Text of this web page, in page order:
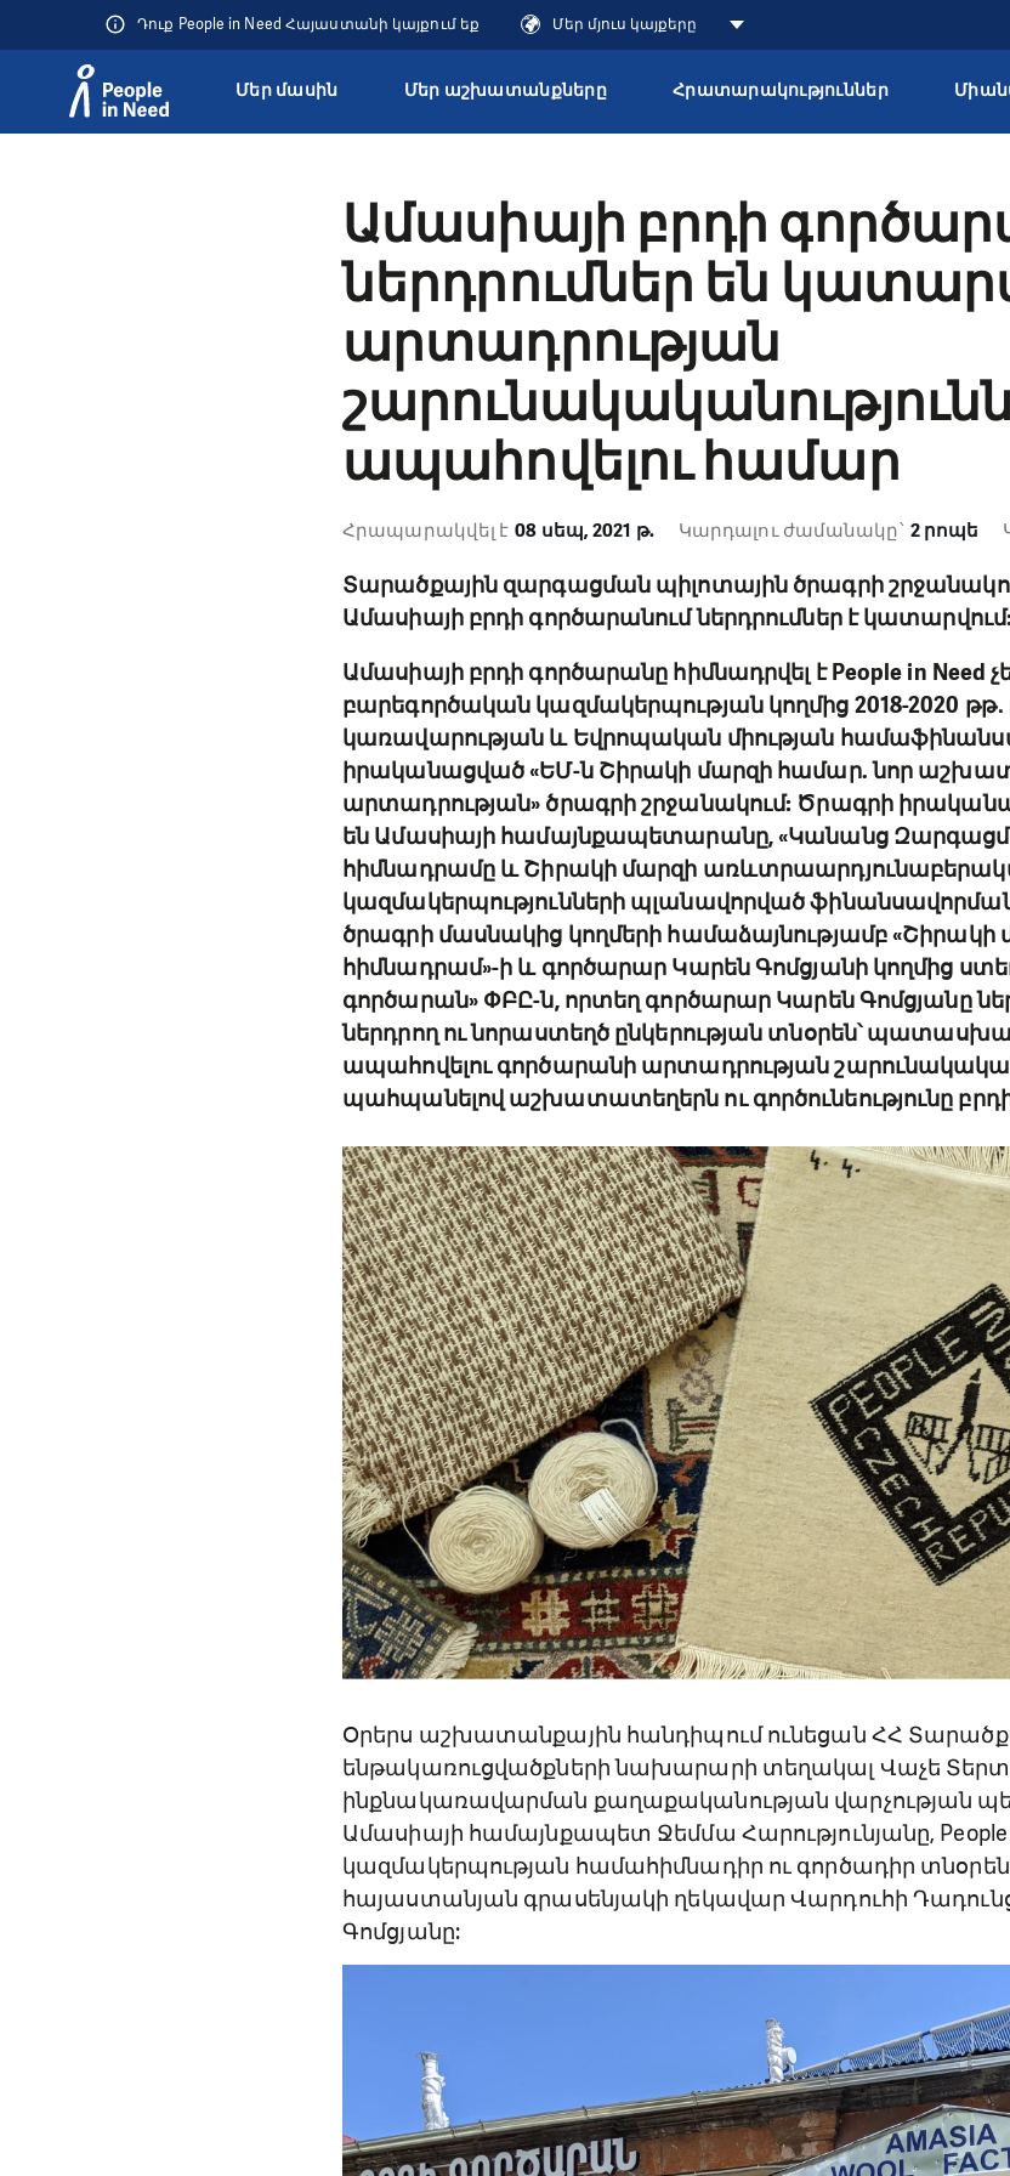
Դուք People in Need Հայաստանի կայքում եք Մեր մյուս կայքերը
Մեր մասին Մեր աշխատանքները Հրատարակություններ
Ամասիայի բրդի
ներդրումներ են
արտադրության
շարունակականությունն
ապահովելու համար
Հրապարակվել է 08 սեպ, 2021 թ. Կարդալու ժամանակը՝ 2 րոպե
Տարածքային զարգացման պիլոտային ծրագրի
Ամասիայի բրդի գործարանում ներդրումներ է կատարվում:
Ամասիայի բրդի գործարանը հիմնադրվել է People in Need
բարեգործական կազմակերպության կողմից 2018-2020
կառավարության և Եվրոպական միության
իրականացված «ԵՄ-ն Շիրակի մարզի համար. նոր
արտադրության» ծրագրի շրջանակում: Ծրագրի
են Ամասիայի համայնքապետարանը, «Կանանց
հիմնադրամը և Շիրակի մարզի
կազմակերպությունների պլանավորված
ծրագրի մասնակից կողմերի համաձայնությամբ
հիմնադրամ»-ի և գործարար Կարեն Գոմցյանի կողմից
գործարան» ՓԲԸ-ն, որտեղ գործարար Կարեն Գոմցյանը
ներդրող ու նորաստեղծ ընկերության տնօրեն՝
ապահովելու գործարանի արտադրության
պահպանելով աշխատատեղերն ու գործունեությունը
Օրերս աշխատանքային հանդիպում ունեցան ՀՀ
ենթակառուցվածքների նախարարի տեղակալ Վաչե
ինքնակառավարման քաղաքականության վարչության
Ամասիայի համայնքապետ Ջեմմա Հարությունյանը, People
կազմակերպության համահիմնադիր ու գործադիր
հայաստանյան գրասենյակի ղեկավար Վարդուհի
Գոմցյանը: